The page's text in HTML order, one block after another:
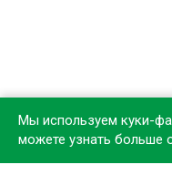
Мы используем куки-
можете узнать больше